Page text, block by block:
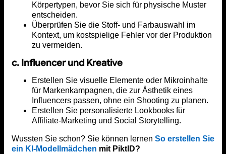
Körpertypen, bevor Sie sich für physische Muster
entscheiden.
Überprüfen Sie die Stoff- und Farbauswahl im
Kontext, um kostspielige Fehler vor der Produktion
zu vermeiden.
c. Influencer und Kreative
Erstellen Sie visuelle Elemente oder Mikroinhalte
für Markenkampagnen, die zur Ästhetik eines
Influencers passen, ohne ein Shooting zu planen.
Erstellen Sie personalisierte Lookbooks für
Affiliate-Marketing und Social Storytelling.
Wussten Sie schon? Sie können lernen So erstellen Sie
ein KI-Modellmädchen mit PiktID?